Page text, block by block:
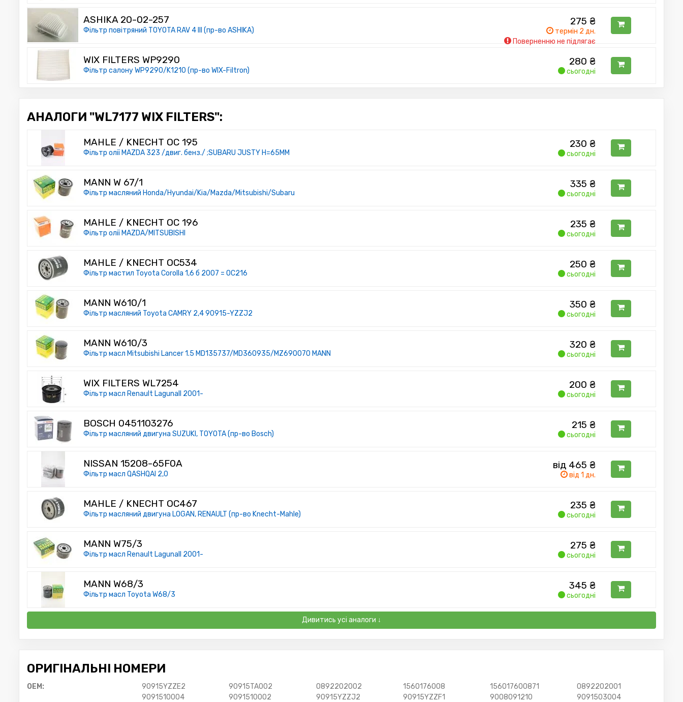
ASHIKA 20-02-257
Фільтр повітряний TOYOTA RAV 4 III (пр-во ASHIKA)
275 ₴
термін 2 дн.
Поверненню не підлягає
WIX FILTERS WP9290
Фільтр салону WP9290/K1210 (пр-во WIX-Filtron)
280 ₴
сьогодні
АНАЛОГИ "WL7177 WIX FILTERS":
MAHLE / KNECHT OC 195
Фільтр олії MAZDA 323 /двиг. бенз./ ;SUBARU JUSTY H=65MM
230 ₴
сьогодні
MANN W 67/1
Фільтр масляний Honda/Hyundai/Kia/Mazda/Mitsubishi/Subaru
335 ₴
сьогодні
MAHLE / KNECHT OC 196
Фільтр олії MAZDA/MITSUBISHI
235 ₴
сьогодні
MAHLE / KNECHT OC534
Фільтр мастил Toyota Corolla 1,6 б 2007 = OC216
250 ₴
сьогодні
MANN W610/1
Фільтр масляний Toyota CAMRY 2,4 90915-YZZJ2
350 ₴
сьогодні
MANN W610/3
Фільтр масл Mitsubishi Lancer 1.5 MD135737/MD360935/MZ690070 MANN
320 ₴
сьогодні
WIX FILTERS WL7254
Фільтр масл Renault LagunaII 2001-
200 ₴
сьогодні
BOSCH 0451103276
Фільтр масляний двигуна SUZUKI, TOYOTA (пр-во Bosch)
215 ₴
сьогодні
NISSAN 15208-65F0A
Фільтр масл QASHQAI 2,0
від 465 ₴
від 1 дн.
MAHLE / KNECHT OC467
Фільтр масляний двигуна LOGAN, RENAULT (пр-во Knecht-Mahle)
235 ₴
сьогодні
MANN W75/3
Фільтр масл Renault LagunaII 2001-
275 ₴
сьогодні
MANN W68/3
Фільтр масл Toyota W68/3
345 ₴
сьогодні
Дивитись усі аналоги ↓
ОРИГІНАЛЬНІ НОМЕРИ
OEM: 90915YZZE2 90915TA002 0892202002 1560176008 156017600871
0892202001
9091510004
9091510002 90915YZZJ2 90915YZZF1 9008091210
9091503004